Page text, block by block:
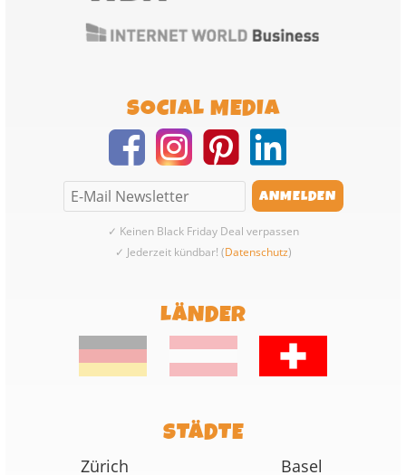
SOCIAL MEDIA
✓ Keinen Black Friday Deal verpassen
✓ Jederzeit kündbar! (Datenschutz)
LÄNDER
STÄDTE
Zürich Basel